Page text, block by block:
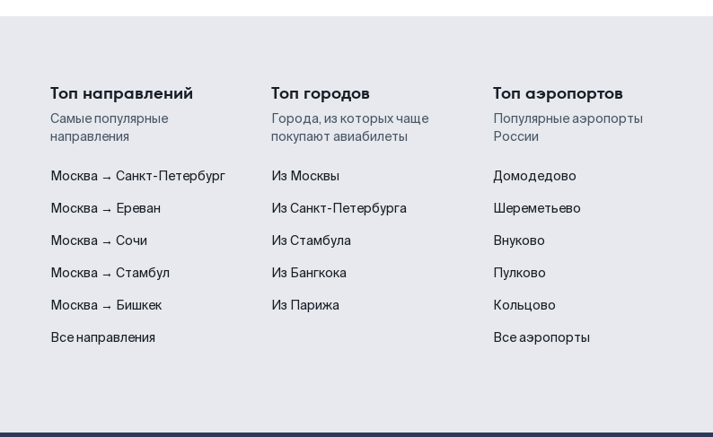
Топ направлений
Самые популярные
направления
Москва → Санкт-Петербург
Москва → Ереван
Москва → Сочи
Москва → Стамбул
Москва → Бишкек
Все направления
Топ городов
Города, из которых чаще
покупают авиабилеты
Из Москвы
Из Санкт-Петербурга
Из Стамбула
Из Бангкока
Из Парижа
Топ аэропортов
Популярные аэропорты
России
Домодедово
Шереметьево
Внуково
Пулково
Кольцово
Все аэропорты